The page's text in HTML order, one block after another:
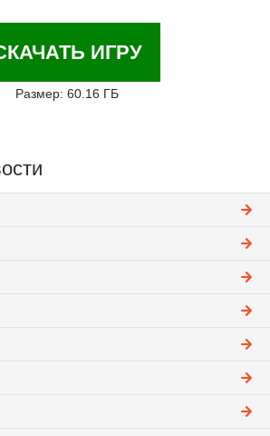
ИГРУ
Размер: 60.16 ГБ